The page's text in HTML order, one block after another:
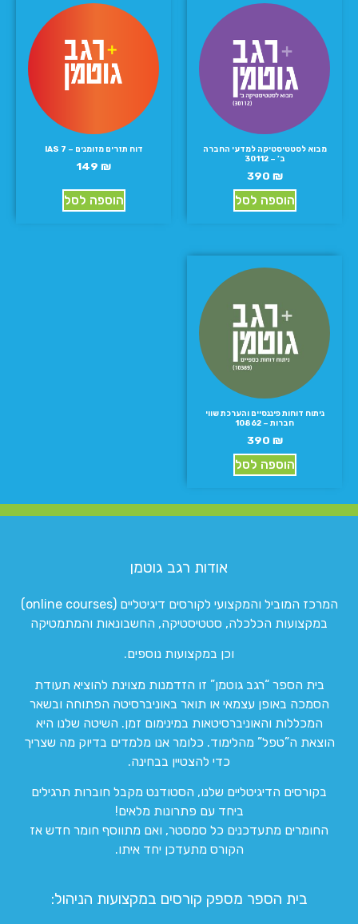
מבוא לסטטיסטיקה למדעי החברה
ב’ – 30112
390 ₪
הוספה לסל
דוח תזרים מזומנים – IAS 7
149 ₪
הוספה לסל
ניתוח דוחות פיננסיים והערכת שווי
חברות – 10862
390 ₪
הוספה לסל
אודות רגב גוטמן
המרכז המוביל והמקצועי לקורסים דיגיטליים (online courses)
במקצועות הכלכלה, סטטיסטיקה, החשבונאות והמתמטיקה
וכן במקצועות נוספים.
בית הספר “רגב גוטמן” זו הזדמנות מצוינת להוציא תעודת
הסמכה באופן עצמאי או תואר באוניברסיטה הפתוחה ובשאר
המכללות והאוניברסיטאות במינימום זמן. השיטה שלנו היא
הוצאת ה”טפל” מהלימוד. כלומר אנו מלמדים בדיוק מה שצריך
כדי להצטיין בבחינה.
בקורסים הדיגיטליים שלנו, הסטודנט מקבל חוברות תרגילים
ביחד עם פתרונות מלאים!
החומרים מתעדכנים כל סמסטר, ואם מתווסף חומר חדש אז
הקורס מתעדכן יחד איתו.
בית הספר מספק קורסים במקצועות הניהול: